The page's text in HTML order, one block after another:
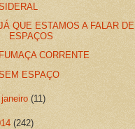
QUE ESTAMOS A FALAR DE
ESPAÇOS
CORRENTE
ESPAÇO
janeiro(11)
(242)